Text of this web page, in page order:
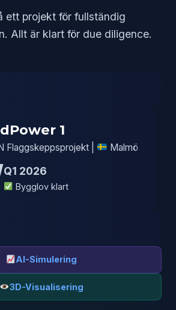
ett projekt för fullständig
Allt är klart för due diligence.
1
Flaggskeppsprojekt | Malmö
Q1 2026
Bygglov klart
AI-Simulering
3D-Visualisering